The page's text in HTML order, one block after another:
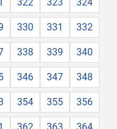
330 331 332
338 339 340
346 347 348
354 355 356